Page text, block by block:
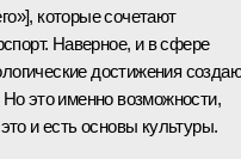
которые сочетают
Наверное, и в сфере
достижения
это именно возможности,
и есть основы культуры.